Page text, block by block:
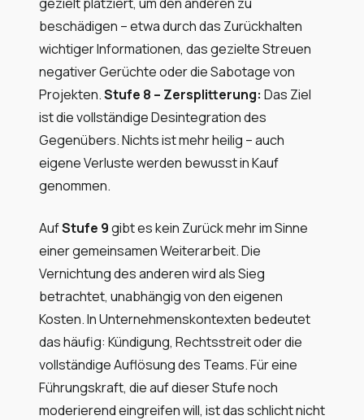
beschädigen – etwa durch das Zurückhalten
wichtiger Informationen, das gezielte Streuen
negativer Gerüchte oder die Sabotage von
Projekten.Stufe 8 – Zersplitterung: Das Ziel
ist die vollständige Desintegration des
Gegenübers. Nichts ist mehr heilig – auch
eigene Verluste werden bewusst in Kauf
genommen.
AufStufe 9gibt es kein Zurück mehr im Sinne
einer gemeinsamen Weiterarbeit. Die
Vernichtung des anderen wird als Sieg
betrachtet, unabhängig von den eigenen
Kosten. In Unternehmenskontexten bedeutet
das häufig: Kündigung, Rechtsstreit oder die
vollständige Auflösung des Teams. Für eine
Führungskraft, die auf dieser Stufe noch
moderierend eingreifen will, ist das schlicht nicht